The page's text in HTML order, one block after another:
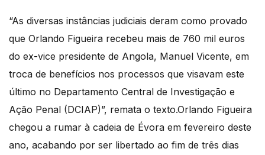
“As diversas instâncias judiciais deram como provado
que Orlando Figueira recebeu mais de 760 mil euros
do ex-vice presidente de Angola, Manuel Vicente, em
troca de benefícios nos processos que visavam este
último no Departamento Central de Investigação e
Ação Penal (DCIAP)”, remata o texto.Orlando Figueira
chegou a rumar à cadeia de Évora em fevereiro deste
ano, acabando por ser libertado ao fim de três dias